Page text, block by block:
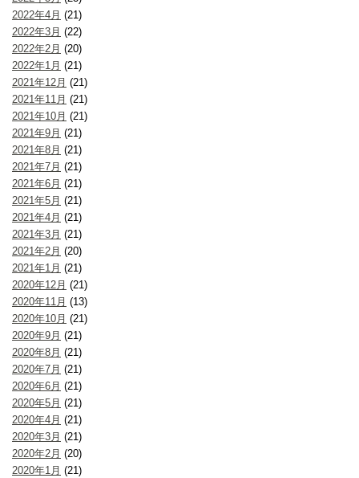
2022年4月 (21)
2022年3月 (22)
2022年2月 (20)
2022年1月 (21)
2021年12月 (21)
2021年11月 (21)
2021年10月 (21)
2021年9月 (21)
2021年8月 (21)
2021年7月 (21)
2021年6月 (21)
2021年5月 (21)
2021年4月 (21)
2021年3月 (21)
2021年2月 (20)
2021年1月 (21)
2020年12月 (21)
2020年11月 (13)
2020年10月 (21)
2020年9月 (21)
2020年8月 (21)
2020年7月 (21)
2020年6月 (21)
2020年5月 (21)
2020年4月 (21)
2020年3月 (21)
2020年2月 (20)
2020年1月 (21)